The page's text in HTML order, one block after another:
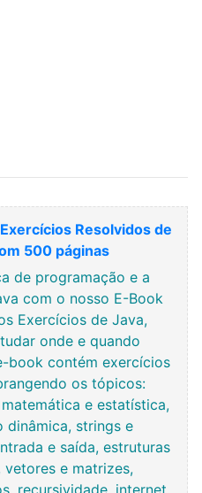
Resolvidos de
500 páginas
de programação e a
com o nosso E-Book
Exercícios de Java,
onde e quando
book contém exercícios
os tópicos:
e estatística,
dinâmica, strings e
e saída, estruturas
vetores e matrizes,
recursividade, internet,